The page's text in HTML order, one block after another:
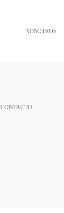
NOSOTROS
CONTACTO